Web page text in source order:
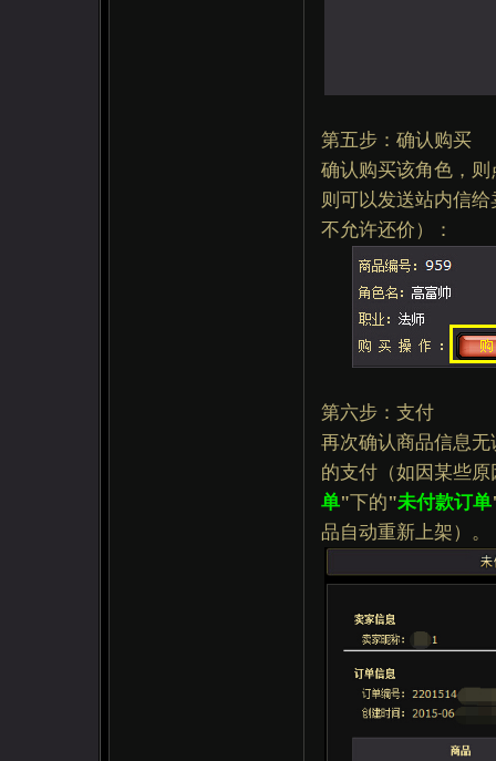
第五步：确认购买
确认购买该角色，
则可以发送站内信
不允许还价）：
第六步：支付
再次确认商品信息无
的支付（如因某些
单"下的"未付款订单
品自动重新上架）。